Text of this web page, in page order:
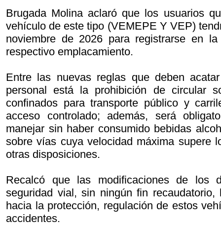
Brugada Molina aclaró que los usuarios
vehículo de este tipo (VEMEPE Y VEP)
noviembre de 2026 para registrarse en
respectivo emplacamiento.
Entre las nuevas reglas que deben
personal está la prohibición de circular
confinados para transporte público y
acceso controlado; además, será
manejar sin haber consumido bebidas
sobre vías cuya velocidad máxima supere
otras disposiciones.
Recalcó que las modificaciones de los
seguridad vial, sin ningún fin
hacia la protección, regulación de estos
accidentes.